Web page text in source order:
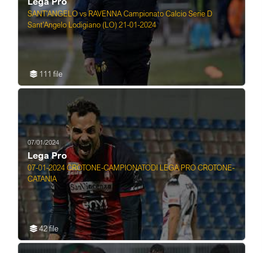
SANT'ANGELO vs RAVENNA Campionato Calcio Serie D
Sant'Angelo Lodigiano (LO) 21-01-2024
111 file
07/01/2024
Lega Pro
07-01-2024 CROTONE-CAMPIONATODI LEGA PRO CROTONE-
CATANIA
42 file